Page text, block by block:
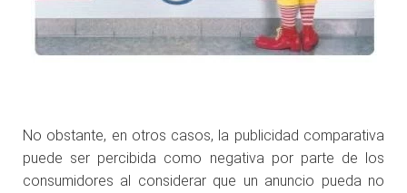
No obstante, en otros casos, la publicidad comparativa
puede ser percibida como negativa por parte de los
consumidores al considerar que un anuncio pueda no